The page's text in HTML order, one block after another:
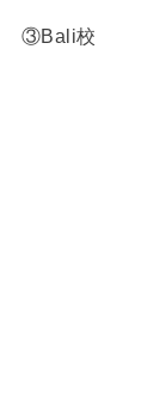
③Bali校